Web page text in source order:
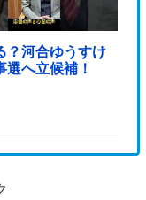
？河合ゆうすけ
選へ立候補！